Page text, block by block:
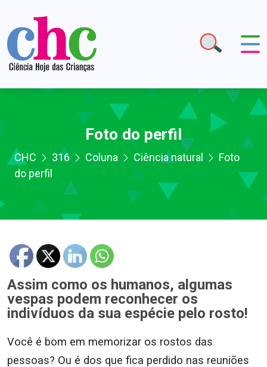
Foto do perfil
CHC 316 Coluna Ciência natural
Foto
do perfil
Assim como os humanos, algumas
vespas podem reconhecer os
indivíduos da sua espécie pelo rosto!
Você é bom em memorizar os rostos das
pessoas? Ou é dos que fica perdido nas reuniões